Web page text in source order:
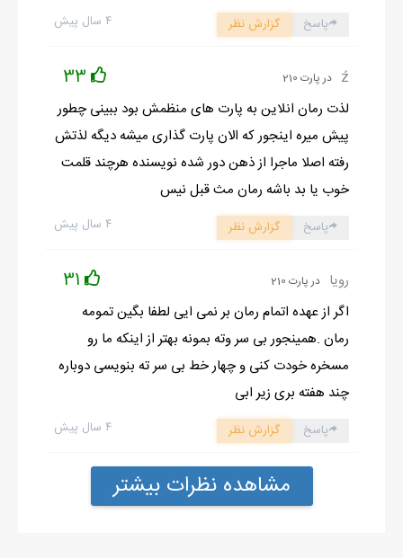
۴ سال پیش پاسخ گزارش نظر
ź در پارت 210 33
لذت رمان انلاین به پارت های منظمش بود ببینی چطور
پیش میره اینجور که الان پارت گذاری میشه دیگه لذتش
رفته اصلا ماجرا از ذهن دور شده نویسنده هرچند قلمت
خوب یا بد باشه رمان مث قبل نیس
۴ سال پیش پاسخ گزارش نظر
رویا در پارت 210 31
اگر از عهده اتمام رمان بر نمی ایی لطفا بگین تمومه
رمان .همینجور بی سر وته بمونه بهتر از اینکه ما رو
مسخره خودت کنی و چهار خط بی سر ته بنویسی دوباره
چند هفته بری زیر ابی
۴ سال پیش پاسخ گزارش نظر
مشاهده نظرات بیشتر